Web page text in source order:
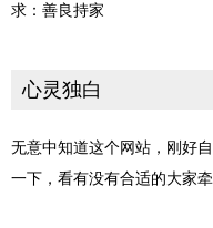
求：善良持家
心灵独白
无意中知道这个网站，刚好
一下，看有没有合适的大家